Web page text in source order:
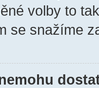
volby to
se snažíme